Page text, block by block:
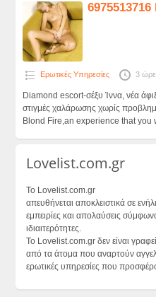
Ερωτικές Υπηρεσίες 3
Diamond escort-σέξυ Ίννα, νέα
στιγμές χαλάρωσης χωρίς
Blond Fire,an experience that
Lovelist.com.gr
Το Lovelist.com.gr
απευθήνεται αποκλειστικά σε
εμπειρίες και απολαύσεις
ιδιαιτερότητες.
Το Lovelist.com.gr δεν είναι
από τα άτομα που αναρτούν
ερωτικές υπηρεσίες που